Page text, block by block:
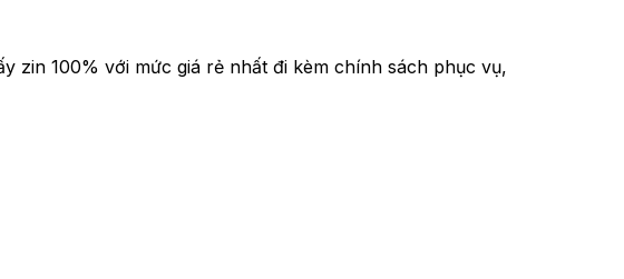
zin 100% với mức giá rẻ nhất đi kèm chính sách phục vụ,